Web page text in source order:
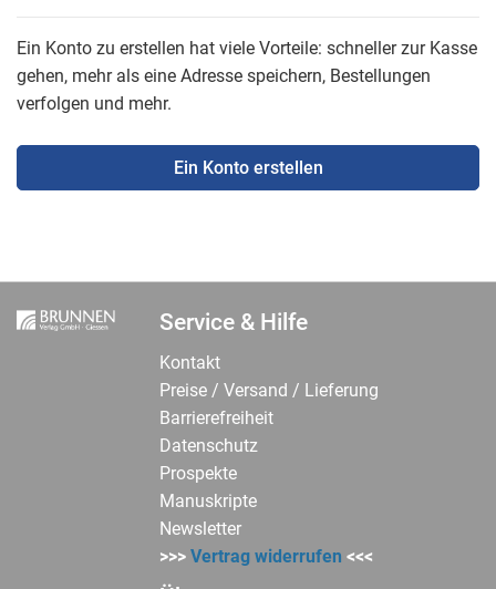
Ein Konto zu erstellen hat viele Vorteile: schneller zur Kasse
gehen, mehr als eine Adresse speichern, Bestellungen
verfolgen und mehr.
Ein Konto erstellen
Service & Hilfe
Kontakt
Preise / Versand / Lieferung
Barrierefreiheit
Datenschutz
Prospekte
Manuskripte
Newsletter
>>>Vertrag widerrufen <<<